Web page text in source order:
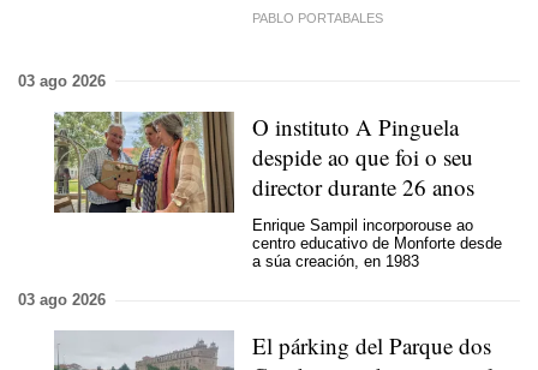
PABLO PORTABALES
03 ago 2026
O instituto A Pinguela
despide ao que foi o seu
director durante 26 anos
Enrique Sampil incorporouse ao
centro educativo de Monforte desde
a súa creación, en 1983
03 ago 2026
El párking del Parque dos